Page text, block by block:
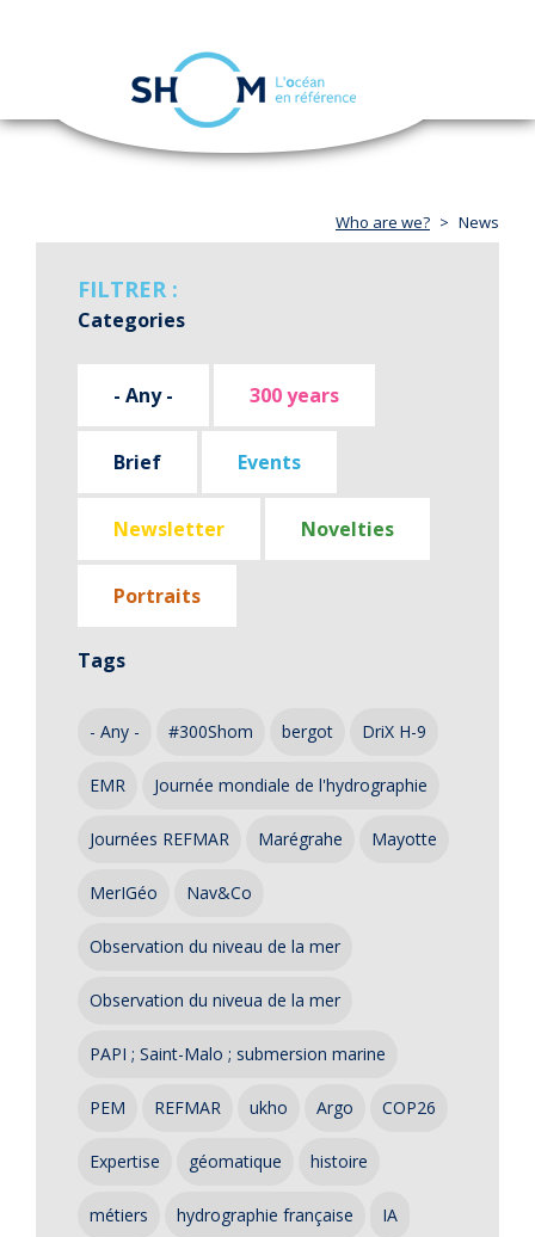
Skip
navigation
Who are we? News
FILTRER :
Categories
- Any - 300 years
Brief Events
Newsletter Novelties
Portraits
Tags
- Any - #300Shom bergot DriX H-9
EMR Journée mondiale de l'hydrographie
Journées REFMAR Marégrahe Mayotte
MerIGéo Nav&Co
Observation du niveau de la mer
Observation du niveua de la mer
PAPI ; Saint-Malo ; submersion marine
PEM REFMAR ukho Argo COP26
Expertise géomatique histoire
métiers hydrographie française IA